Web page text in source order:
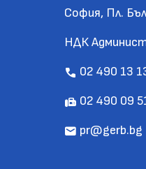
София, Пл.
НДК
call 02 490 13
fax 02 490 09
mail pr@gerb.bg